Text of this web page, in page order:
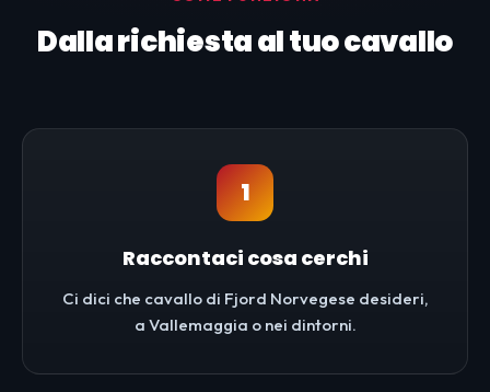
Dalla richiesta al tuo cavallo
1
Raccontaci cosa cerchi
Ci dici che cavallo di Fjord Norvegese desideri,
a Vallemaggia o nei dintorni.